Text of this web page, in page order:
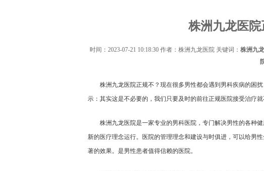
株洲九龙医院
时间： 2023-07-21 10:18:30作者：株洲九龙医院 关键词： 株洲九
株洲九龙医院正规不？现在很多男性都会遇到男科疾病的困
示：其实这是不必要的，我们只要及时的前往正规医院接受治疗就
株洲九龙医院是一家专业的男科医院，专门解决男性的各种
新的医疗理念运行。医院的管理理念和建设与时俱进，可以给男
著的效果。是男性患者值得信赖的医院。